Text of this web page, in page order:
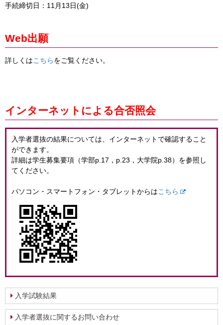
手続締切日：11月13日(金)
Web出願
詳しくはこちらをご覧ください。
インターネットによる合否照会
入学者選抜の結果については、インターネットで確認すること
ができます。
詳細は学生募集要項（学部p.17，p.23，大学院p.38）を参照し
てください。
パソコン・スマートフォン・タブレットからはこちら
入学試験結果
入学者選抜に関するお問い合わせ